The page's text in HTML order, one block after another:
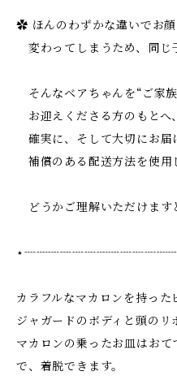
✿ ほんのわずかな違いでお顔
変わってしまうため、同じ
そんなベアちゃんを“ご家
お迎えくださる方のもとへ、
確実に、そして大切にお届
補償のある配送方法を使用
どうかご理解いただけます
カラフルなマカロンを持っ
ジャガードのボディと頭の
マカロンの乗ったお皿はお
で、着脱できます。